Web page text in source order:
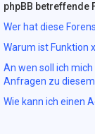
phpBB betreffende
Wer hat diese
Warum ist Funktion
An wen soll ich
Anfragen zu
Wie kann ich einen